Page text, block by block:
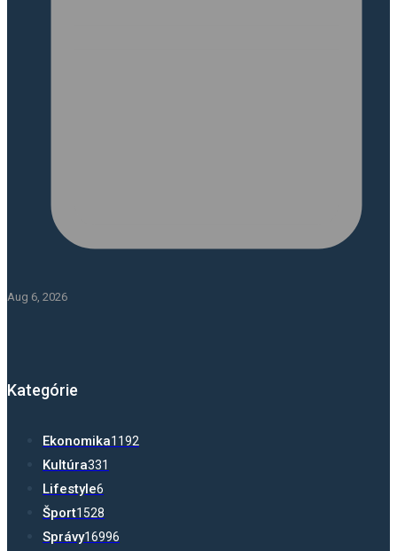
Aug 6, 2026
Kategórie
Ekonomika1192
Kultúra331
Lifestyle6
Šport1528
Správy16996